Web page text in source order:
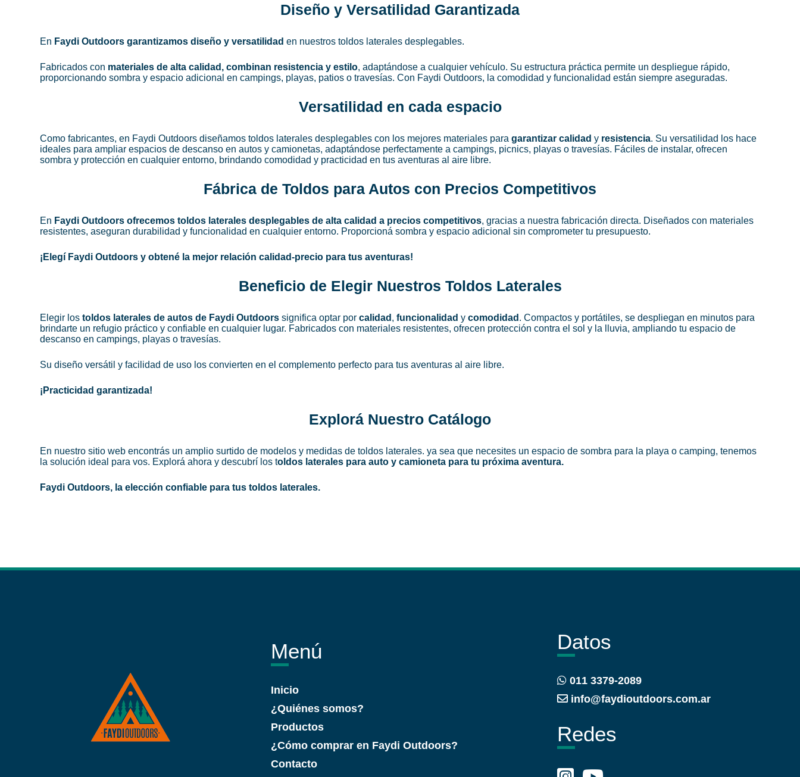
Diseño y Versatilidad Garantizada
En Faydi Outdoors garantizamos diseño y versatilidaden nuestros toldos laterales desplegables.
Fabricados con materiales de alta calidad, combinan resistencia y estilo, adaptándose a cualquier vehículo. Su estructura práctica permite un despliegue rápido,
proporcionando sombra y espacio adicional en campings, playas, patios o travesías. Con Faydi Outdoors, la comodidad y funcionalidad están siempre aseguradas.
Versatilidad en cada espacio
Como fabricantes, en Faydi Outdoors diseñamos toldos laterales desplegables con los mejores materiales para garantizar calidad y resistencia. Su versatilidad los hace
ideales para ampliar espacios de descanso en autos y camionetas, adaptándose perfectamente a campings, picnics, playas o travesías. Fáciles de instalar, ofrecen
sombra y protección en cualquier entorno, brindando comodidad y practicidad en tus aventuras al aire libre.
Fábrica de Toldos para Autos con Precios Competitivos
En Faydi Outdoors ofrecemos toldos laterales desplegables de alta calidad a precios competitivos, gracias a nuestra fabricación directa. Diseñados con materiales
resistentes, aseguran durabilidad y funcionalidad en cualquier entorno. Proporcioná sombra y espacio adicional sin comprometer tu presupuesto.
¡Elegí Faydi Outdoors y obtené la mejor relación calidad-precio para tus aventuras!
Beneficio de Elegir Nuestros Toldos Laterales
Elegir los toldos laterales de autos de Faydi Outdoors significa optar porcalidad ,funcionalidad ycomodidad . Compactos y portátiles, se despliegan en minutos para
brindarte un refugio práctico y confiable en cualquier lugar. Fabricados con materiales resistentes, ofrecen protección contra el sol y la lluvia, ampliando tu espacio de
descanso en campings, playas o travesías.
Su diseño versátil y facilidad de uso los convierten en el complemento perfecto para tus aventuras al aire libre.
¡Practicidad garantizada!
Explorá Nuestro Catálogo
En nuestro sitio web encontrás un amplio surtido de modelos y medidas de toldos laterales. ya sea que necesites un espacio de sombra para la playa o camping, tenemos
la solución ideal para vos. Explorá ahora y descubrí los toldos laterales para auto y camioneta para tu próxima aventura.
Faydi Outdoors, la elección confiable para tus toldos laterales.
Menú
Inicio
¿Quiénes somos?
Productos
¿Cómo comprar en Faydi Outdoors?
Contacto
Datos
011 3379-2089
info@faydioutdoors.com.ar
Redes